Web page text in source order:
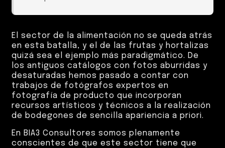
El sector de la alimentación no se queda atrás
en esta batalla, y el de las frutas y hortalizas
quizá sea el ejemplo más paradigmático. De
los antiguos catálogos con fotos aburridas y
desaturadas hemos pasado a contar con
trabajos de fotógrafos expertos en
fotografía de producto que incorporan
recursos artísticos y técnicos a la realización
de bodegones de sencilla apariencia a priori.
En BIA3 Consultores somos plenamente
conscientes de que este sector tiene que